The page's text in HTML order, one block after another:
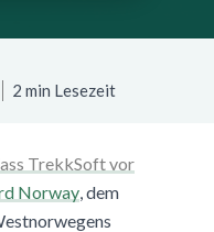
2 min Lesezeit
TrekkSoft vor
Norway , dem